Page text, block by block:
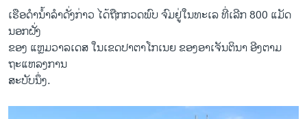
ເຮືອດຳນ້ຳລຳດັ່ງກ່າວ ໄດ້ຖືກກວດພົບ ຈົມຢູ່ໃນທະເລ ​ທີ່ເລີກ 800 ແມັດ
ນອກຝັ່ງ
ຂອງ ແຫຼມວາລເດສ ໃນເຂດປາຕາໂກເນຍ ຂອງອາເຈັນຕິນາ ອີງຕາມ
ຖະແຫລງການ
ສະບັບນຶ່ງ.